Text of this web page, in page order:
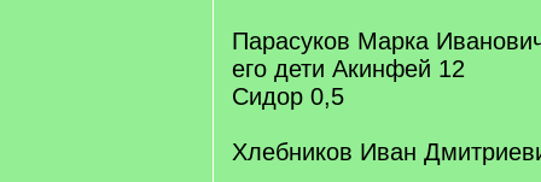
Парасуков Марка
его дети Акинфей 12
Сидор 0,5
Хлебников Иван